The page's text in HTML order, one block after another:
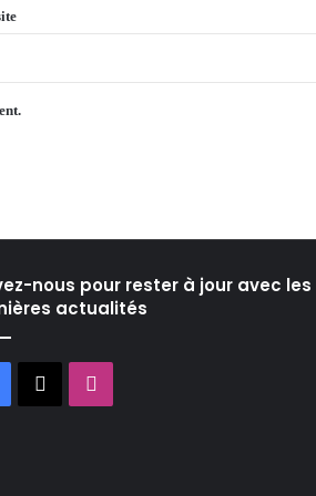
nous pour rester à jour avec les
actualités
Facebook
X